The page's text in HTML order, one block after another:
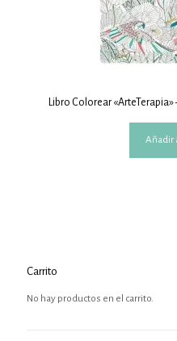
Libro Colorear
Añadir
Carrito
No hay productos en el carrito.